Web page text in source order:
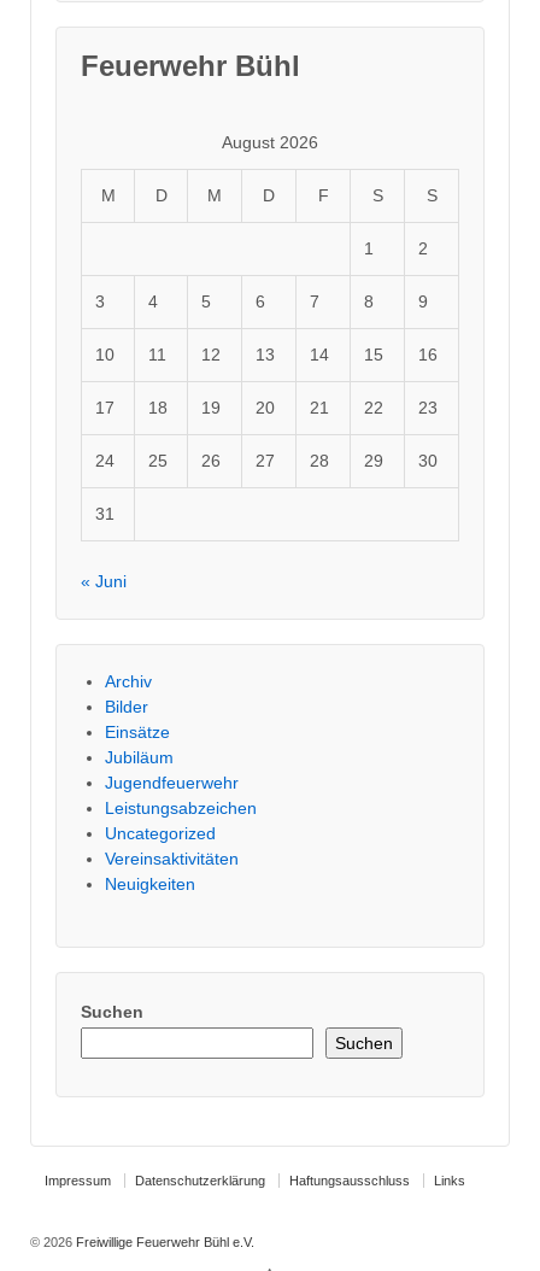
Feuerwehr Bühl
August 2026
M D M D F S S
1 2
3 4 5 6 7 8 9
10 11 12 13 14 15 16
17 18 19 20 21 22 23
24 25 26 27 28 29 30
31
« Juni
Archiv
Bilder
Einsätze
Jubiläum
Jugendfeuerwehr
Leistungsabzeichen
Uncategorized
Vereinsaktivitäten
Neuigkeiten
Suchen
Suchen
Impressum Datenschutzerklärung Haftungsausschluss Links
© 2026 Freiwillige Feuerwehr Bühl e.V.